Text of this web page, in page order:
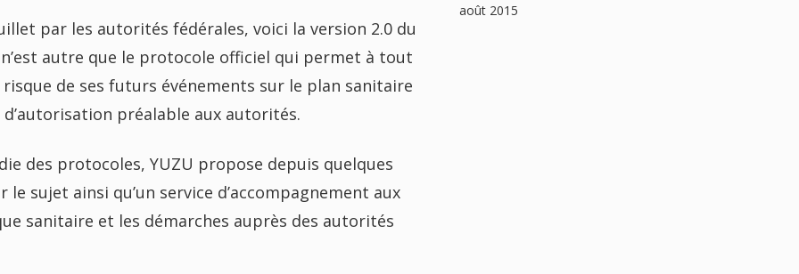
par les autorités fédérales, voici la version 2.0 du
n’est autre que le protocole officiel qui permet à tout
de ses futurs événements sur le plan sanitaire
préalable aux autorités.
des protocoles, YUZU propose depuis quelques
sujet ainsi qu’un service d’accompagnement aux
sanitaire et les démarches auprès des autorités
août 2015